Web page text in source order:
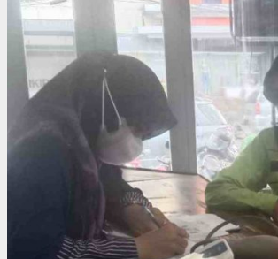
17-
an
Bulan
Mei
Makostrad